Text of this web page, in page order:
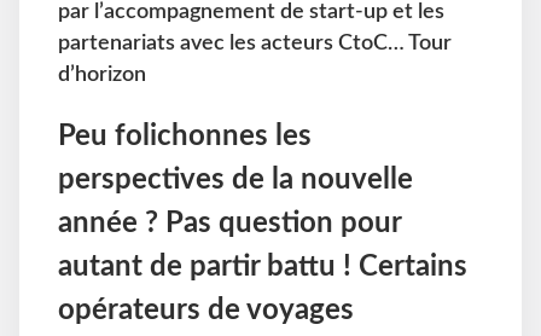
par l’accompagnement de start-up et les
partenariats avec les acteurs CtoC… Tour
d’horizon
Peu folichonnes les
perspectives de la nouvelle
année ? Pas question pour
autant de partir battu ! Certains
opérateurs de voyages